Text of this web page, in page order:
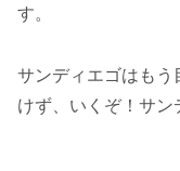
す。
サンディエゴはもう
けず、いくぞ！サン